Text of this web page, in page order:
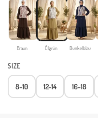
Braun Ölgrün Dunkelblau
SIZE
8-10 12-14 16-18